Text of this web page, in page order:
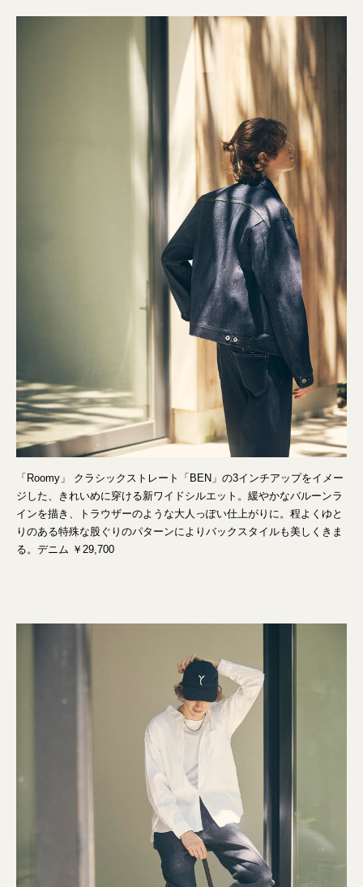
「Roomy」 クラシックストレート「BEN」の3インチアップをイメー
ジした、きれいめに穿ける新ワイドシルエット。緩やかなバルーンラ
インを描き、トラウザーのような大人っぽい仕上がりに。程よくゆと
りのある特殊な股ぐりのパターンによりバックスタイルも美しくきま
る。デニム ￥29,700